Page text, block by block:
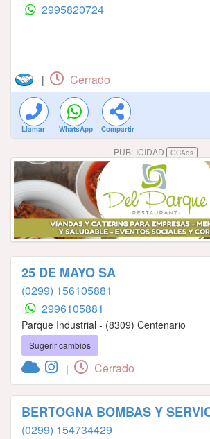
2995820724
| Cerrado
Llamar WhatsApp Compartir
PUBLICIDAD GCAds
25 DE MAYO SA
(0299) 156105881
2996105881
Parque Industrial - (8309) Centenario
Sugerir cambios
| Cerrado
BERTOGNA BOMBAS Y
(0299) 154734429